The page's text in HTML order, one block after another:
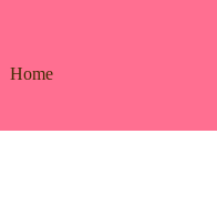
Home